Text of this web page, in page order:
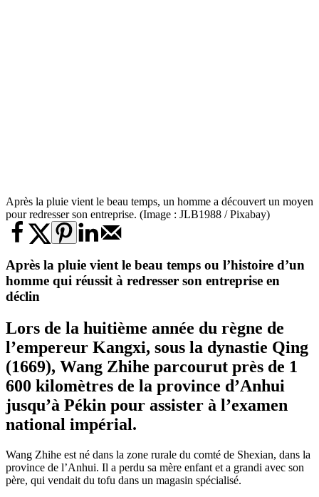
Après la pluie vient le beau temps, un homme a découvert un moyen
pour redresser son entreprise. (Image : JLB1988 / Pixabay)
Après la pluie vient le beau temps ou l’histoire d’un
homme qui réussit à redresser son entreprise en
déclin
Lors de la huitième année du règne de
l’empereur Kangxi, sous la dynastie Qing
(1669), Wang Zhihe parcourut près de 1
600 kilomètres de la province d’Anhui
jusqu’à Pékin pour assister à l’examen
national impérial.
Wang Zhihe est né dans la zone rurale du comté de Shexian, dans la
province de l’Anhui. Il a perdu sa mère enfant et a grandi avec son
père, qui vendait du tofu dans un magasin spécialisé.